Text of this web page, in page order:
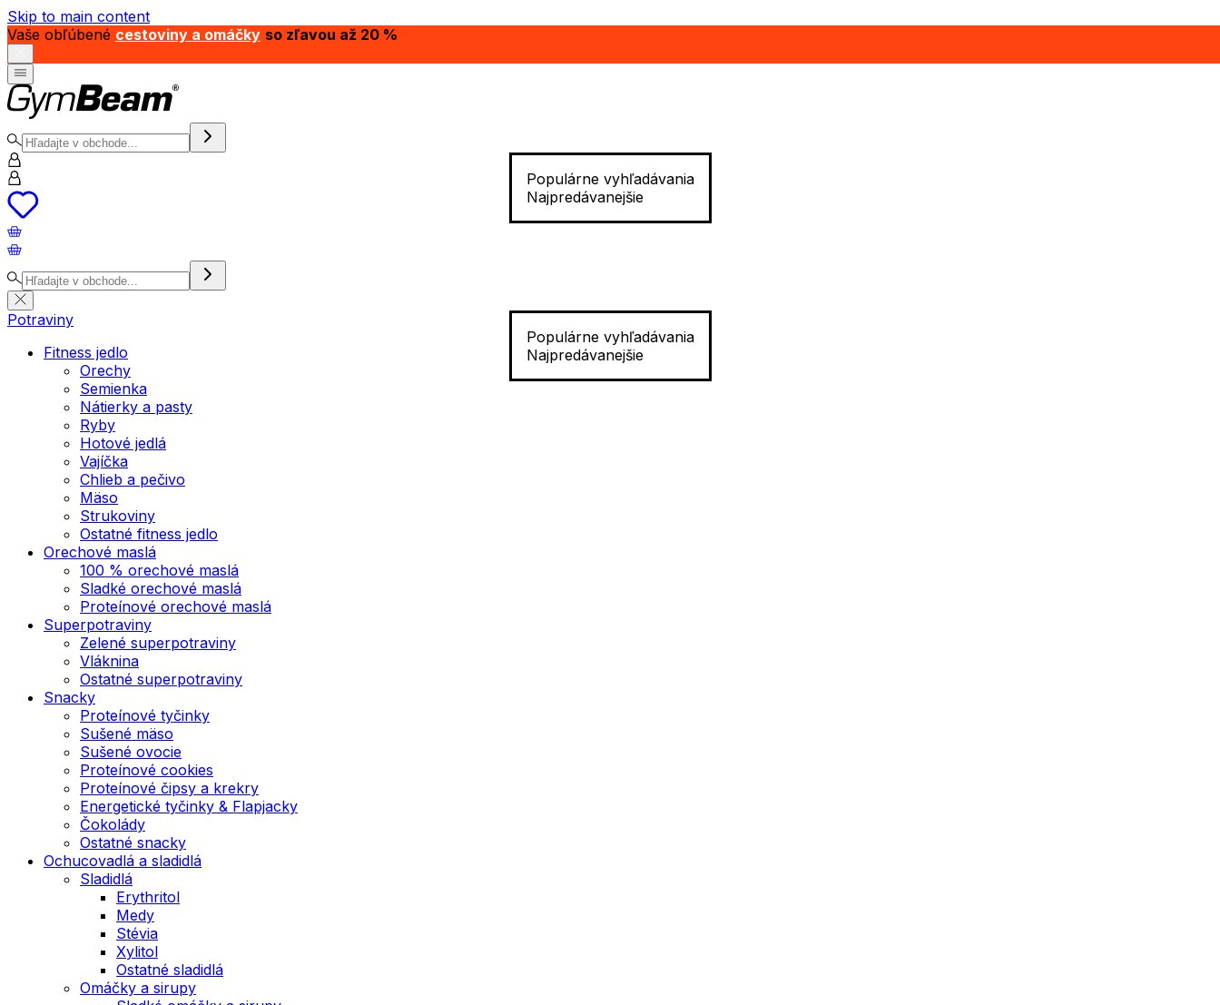
Skip to main content
Vaše obľúbené cestoviny a omáčky so zľavou až 20 %
Populárne vyhľadávania
Najpredávanejšie
Populárne vyhľadávania
Najpredávanejšie
Potraviny
Fitness jedlo
Orechy
Semienka
Nátierky a pasty
Ryby
Hotové jedlá
Vajíčka
Chlieb a pečivo
Mäso
Strukoviny
Ostatné fitness jedlo
Orechové maslá
100 % orechové maslá
Sladké orechové maslá
Proteínové orechové maslá
Superpotraviny
Zelené superpotraviny
Vláknina
Ostatné superpotraviny
Snacky
Proteínové tyčinky
Sušené mäso
Sušené ovocie
Proteínové cookies
Proteínové čipsy a krekry
Energetické tyčinky & Flapjacky
Čokolády
Ostatné snacky
Ochucovadlá a sladidlá
Sladidlá
Erythritol
Medy
Stévia
Xylitol
Ostatné sladidlá
Omáčky a sirupy